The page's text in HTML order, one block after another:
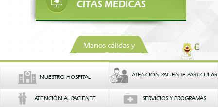
Manos cálidas y
confiables
NUESTRO HOSPITAL ATENCIÓN PACIENTE PARTICULAR
ATENCIÓN AL PACIENTE SERVICIOS Y PROGRAMAS